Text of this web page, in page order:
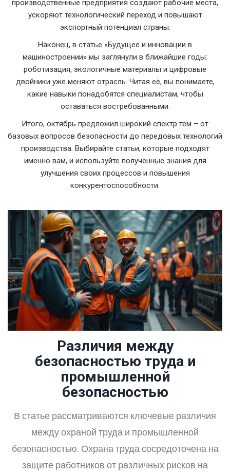
производственные предприятия создают рабочие места,
ускоряют технологический переход и повышают
экспортный потенциал страны.
Наконец, в статье «Будущее и инновации в
машиностроении» мы заглянули в ближайшие годы:
роботизация, экологичные материалы и цифровые
двойники уже меняют отрасль. Читая её, вы понимаете,
какие навыки понадобятся специалистам, чтобы
оставаться востребованными.
Итого, октябрь предложил широкий спектр тем – от
базовых вопросов безопасности до передовых технологий
производства. Выбирайте статьи, которые подходят
именно вам, и используйте полученные знания для
улучшения своих процессов и повышения
конкурентоспособности.
Различия между
безопасностью труда и
промышленной
безопасностью
В статье рассматриваются ключевые различия
между охраной труда и промышленной
безопасностью. Охрана труда сосредоточена на
защите работников от различных рисков на